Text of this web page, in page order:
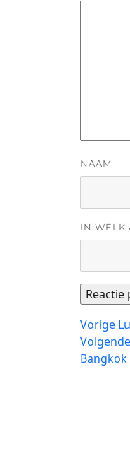
NAAM
IN WELK
Vorige
Volgende